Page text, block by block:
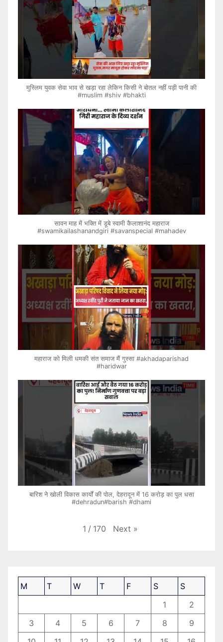
मुस्लिम युवक सेवा भाव से खड़ा रहा लेकिन किसी ने बोतल नहीं पड़ी पानी की
#muslim #shiv #bhakti
सावन माह में भक्ति में डूबे स्वामी कैलाशानंद महाराज
#swamikailashanandgiri #savanspecial #mahadev
महाराज को मिली धमकी संत समाज मैं गुस्सा #akhadaparishad
#haridwar
बारिश ने खोली विकास कार्यों की पोल, देहरादून में 16 करोड़ का पुल धसा
#dehradun#barish #dhami
1 / 170 Next »
M T W T F S
S
1
2
3
4 5 6 7 8
9